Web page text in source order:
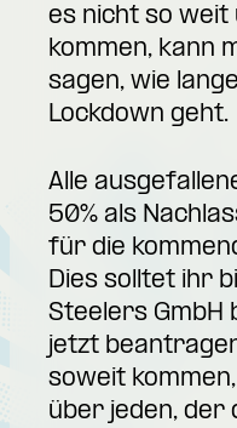
es nicht so weit
kommen, kann
sagen, wie
Lockdown geht.
Alle
50% als
für die
Dies solltet ihr
Steelers GmbH
jetzt
soweit
über jeden, der